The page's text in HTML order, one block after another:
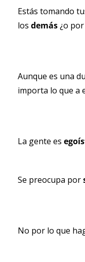
Estás tomando
los demás ¿o por
Aunque es una
importa lo que a
La gente es
Se preocupa por
No por lo que